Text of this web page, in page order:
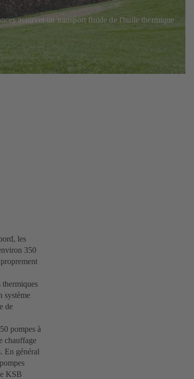
assurent un transport fluide de l'huile thermique
les
350
thermiques
système
de
pompes à
chauffage
En général
KSB